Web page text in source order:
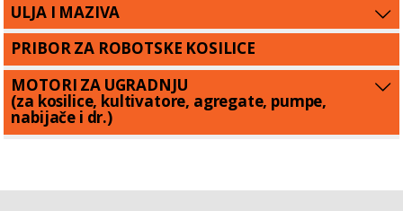
ULJA I MAZIVA
PRIBOR ZA ROBOTSKE KOSILICE
MOTORI ZA UGRADNJU
(za kosilice, kultivatore, agregate, pumpe,
nabijače i dr.)